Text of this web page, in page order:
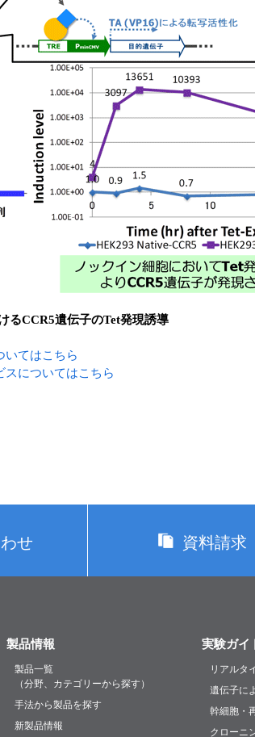
るCCR5遺伝子のTet発現誘導
いてはこちら
スについてはこちら
せ 資料請求
製品情報
製品一覧
（分野、カテゴリーから探す）
手法から製品を探す
新製品情報
実験ガイ
リアルタ
遺伝子に
幹細胞・
クローニ